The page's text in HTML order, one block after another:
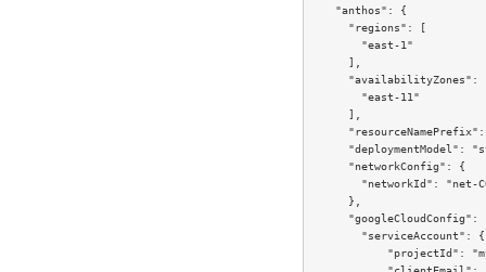
    "anthos": {
      "regions": [
        "east-1"
      ],
"availabilityZones":
        "east-11"
      ],
"deploymentModel":
      "networkConfig": {
"networkId": "net-
      },
"googleCloudConfig":
        "serviceAccount": {
"projectId":
"clientEmail":